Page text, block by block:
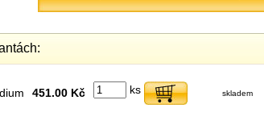
451.00 Kč ks skladem